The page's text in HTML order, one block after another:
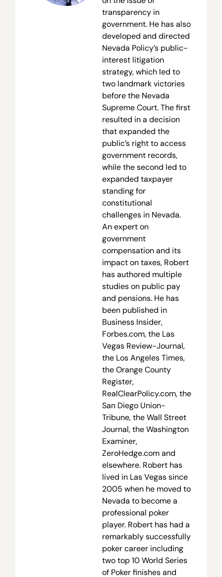
transparency in
government. He has also
developed and directed
Nevada Policy’s public-
interest litigation
strategy, which led to
two landmark victories
before the Nevada
Supreme Court. The first
resulted in a decision
that expanded the
public’s right to access
government records,
while the second led to
expanded taxpayer
standing for
constitutional
challenges in Nevada.
An expert on
government
compensation and its
impact on taxes, Robert
has authored multiple
studies on public pay
and pensions. He has
been published in
Business Insider,
Forbes.com, the Las
Vegas Review-Journal,
the Los Angeles Times,
the Orange County
Register,
RealClearPolicy.com, the
San Diego Union-
Tribune, the Wall Street
Journal, the Washington
Examiner,
ZeroHedge.com and
elsewhere. Robert has
lived in Las Vegas since
2005 when he moved to
Nevada to become a
professional poker
player. Robert has had a
remarkably successfully
poker career including
two top 10 World Series
of Poker finishes and